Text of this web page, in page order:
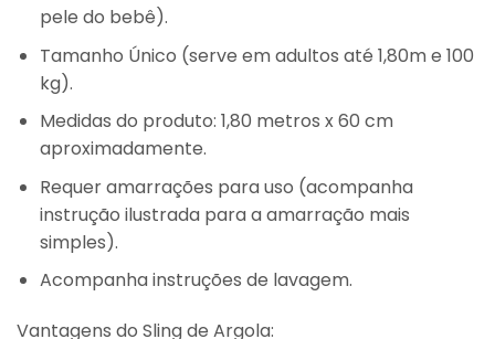
pele do bebê).
Tamanho Único (serve em adultos até 1,80m e 100
kg).
Medidas do produto: 1,80 metros x 60 cm
aproximadamente.
Requer amarrações para uso (acompanha
instrução ilustrada para a amarração mais
simples).
Acompanha instruções de lavagem.
Vantagens do Sling de Argola: